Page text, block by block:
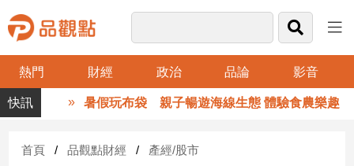
熱門 財經 政治 品論 影音
品
觀
財
暑假玩布袋 親子暢遊海線生態 體驗食農樂趣
首頁 品觀點財經 產經/股市